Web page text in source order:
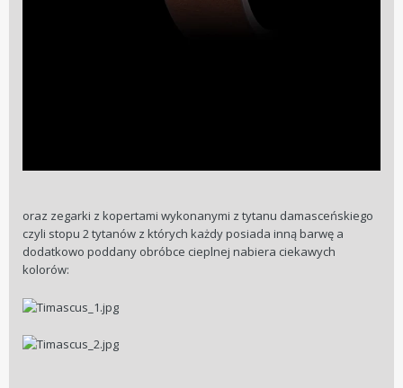
oraz zegarki z kopertami wykonanymi z tytanu damasceńskiego
czyli stopu 2 tytanów z których każdy posiada inną barwę a
dodatkowo poddany obróbce cieplnej nabiera ciekawych
kolorów: